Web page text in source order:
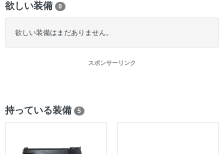
欲しい装備 0
欲しい装備はまだありません。
スポンサーリンク
持っている装備 5